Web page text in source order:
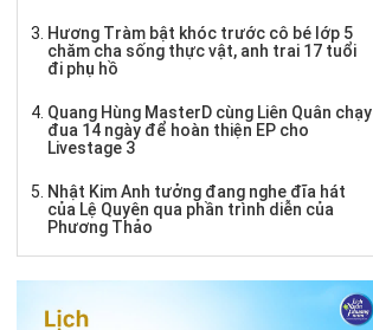
Hương Tràm bật khóc trước cô bé lớp 5
chăm cha sống thực vật, anh trai 17 tuổi
đi phụ hồ
Quang Hùng MasterD cùng Liên Quân chạy
đua 14 ngày để hoàn thiện EP cho
Livestage 3
Nhật Kim Anh tưởng đang nghe đĩa hát
của Lệ Quyên qua phần trình diễn của
Phương Thảo